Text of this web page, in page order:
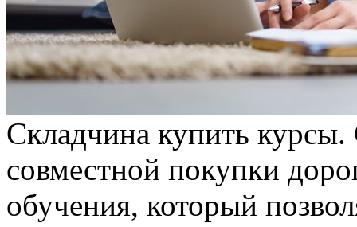
Склaдчинa купить
совместной покупки
обучения, который